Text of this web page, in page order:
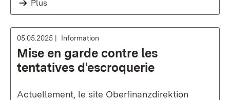
Plus
05.05.2025 Information
Mise en garde contre les
tentatives d'escroquerie
Actuellement, le site Oberfinanzdirektion